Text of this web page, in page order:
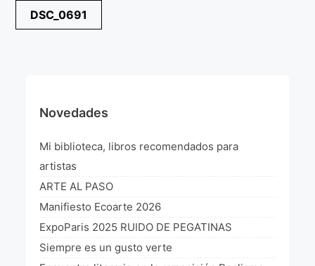
¡VIVE Molière! Un hommage latino-américain à
La Formule de l’art París 2020
L’art Latino-américain à Paris 2019
Reflecting Source. NY 2019
«Sincronías con sentido» Bogotá Colombia 2019
«Huellas trashumantes» New York 2018
Navegación
de
DSC_0691
Novedades
Mi biblioteca, libros recomendados para
artistas
ARTE AL PASO
Manifiesto Ecoarte 2026
ExpoParis 2025 RUIDO DE PEGATINAS
Siempre es un gusto verte